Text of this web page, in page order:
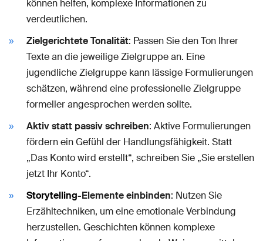
können helfen, komplexe Informationen zu
verdeutlichen.
Zielgerichtete Tonalität: Passen Sie den Ton Ihrer
Texte an die jeweilige Zielgruppe an. Eine
jugendliche Zielgruppe kann lässige Formulierungen
schätzen, während eine professionelle Zielgruppe
formeller angesprochen werden sollte.
Aktiv statt passiv schreiben: Aktive Formulierungen
fördern ein Gefühl der Handlungsfähigkeit. Statt
„Das Konto wird erstellt“, schreiben Sie „Sie erstellen
jetzt Ihr Konto“.
Storytelling-Elemente einbinden: Nutzen Sie
Erzähltechniken, um eine emotionale Verbindung
herzustellen. Geschichten können komplexe